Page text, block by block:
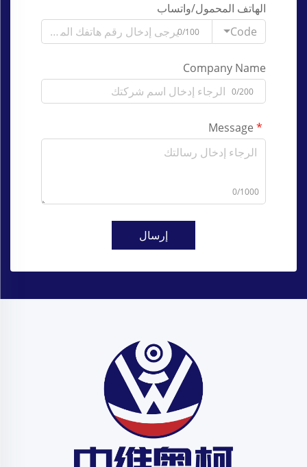
الهاتف المحمول/واتساب
Code
0/100
Company Name
0/200
0/1000
إرسال